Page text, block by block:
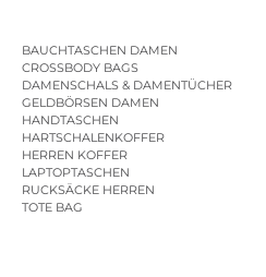
BAUCHTASCHEN DAMEN
CROSSBODY BAGS
DAMENSCHALS & DAMENTÜCHER
GELDBÖRSEN DAMEN
HANDTASCHEN
HARTSCHALENKOFFER
HERREN KOFFER
LAPTOPTASCHEN
RUCKSÄCKE HERREN
TOTE BAG